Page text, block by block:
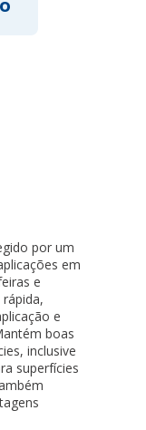
por um
em
e
e
boas
inclusive
superfícies